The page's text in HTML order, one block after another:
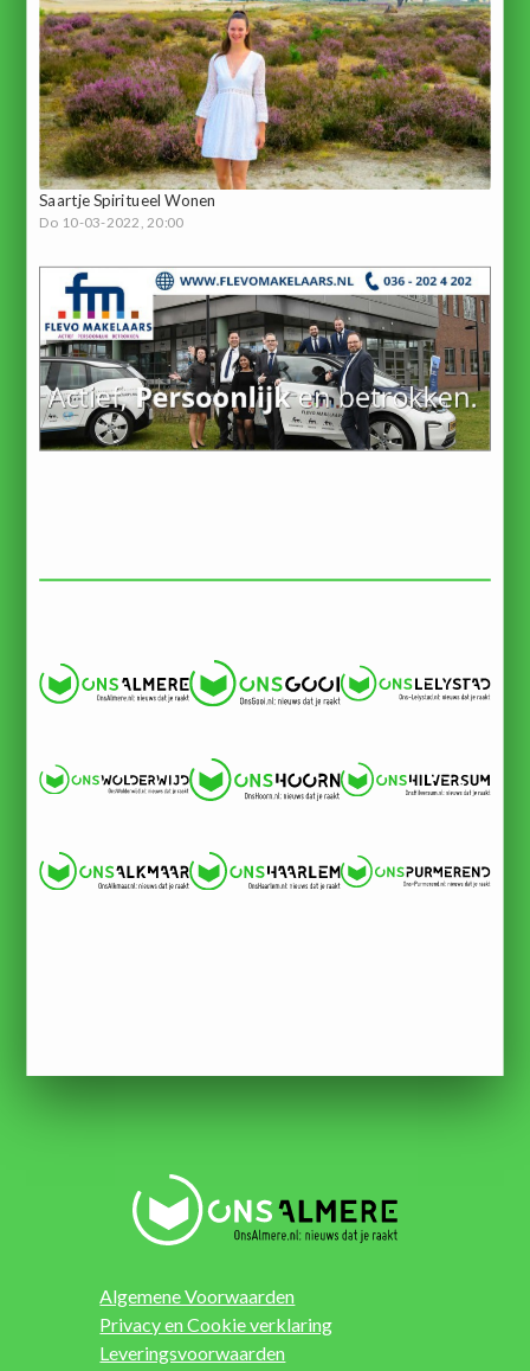
Saartje Spiritueel Wonen
Do 10-03-2022, 20:00
Algemene Voorwaarden
Privacy en Cookie verklaring
Leveringsvoorwaarden